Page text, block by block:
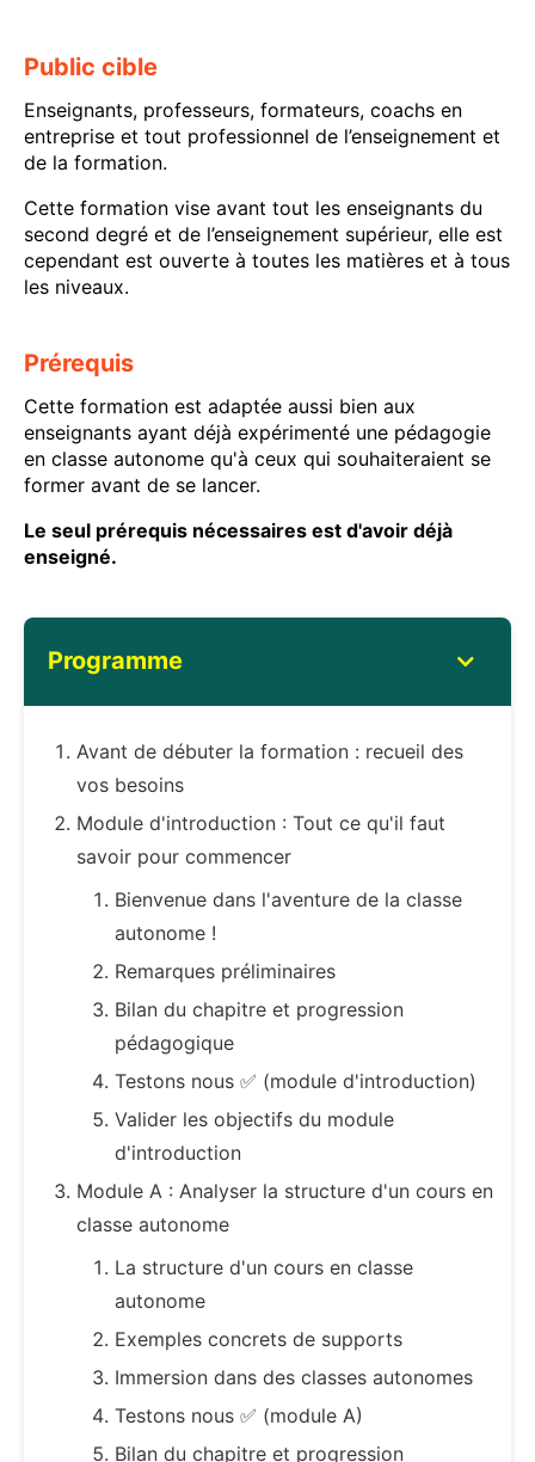
Public cible
Enseignants, professeurs, formateurs, coachs en
entreprise et tout professionnel de l’enseignement et
de la formation.
Cette formation vise avant tout les enseignants du
second degré et de l’enseignement supérieur, elle est
cependant est ouverte à toutes les matières et à tous
les niveaux.
Prérequis
Cette formation est adaptée aussi bien aux
enseignants ayant déjà expérimenté une pédagogie
en classe autonome qu'à ceux qui souhaiteraient se
former avant de se lancer.
Le seul prérequis nécessaires est d'avoir déjà
enseigné.
Programme
Avant de débuter la formation : recueil des
vos besoins
Module d'introduction : Tout ce qu'il faut
savoir pour commencer
Bienvenue dans l'aventure de la classe
autonome !
Remarques préliminaires
Bilan du chapitre et progression
pédagogique
Testons nous ✅ (module d'introduction)
Valider les objectifs du module
d'introduction
Module A : Analyser la structure d'un cours en
classe autonome
La structure d'un cours en classe
autonome
Exemples concrets de supports
Immersion dans des classes autonomes
Testons nous ✅ (module A)
Bilan du chapitre et progression